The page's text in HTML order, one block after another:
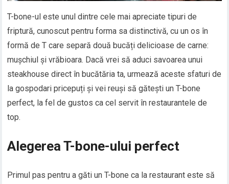
T-bone-ul este unul dintre cele mai apreciate tipuri de
friptură, cunoscut pentru forma sa distinctivă, cu un os în
formă de T care separă două bucăți delicioase de carne:
mușchiul și vrăbioara. Dacă vrei să aduci savoarea unui
steakhouse direct în bucătăria ta, urmează aceste sfaturi de
la gospodari pricepuți și vei reuși să gătești un T-bone
perfect, la fel de gustos ca cel servit în restaurantele de
top.
Alegerea T-bone-ului perfect
Primul pas pentru a găti un T-bone ca la restaurant este să